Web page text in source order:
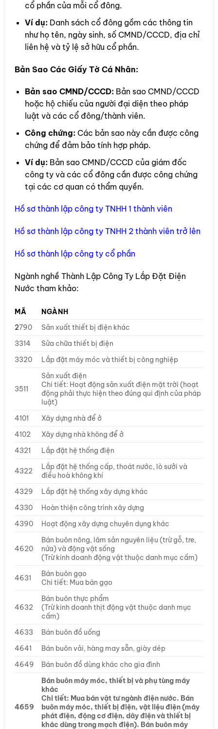
cổ phần của mỗi cổ đông.
Ví dụ: Danh sách cổ đông gồm các thông tin
như họ tên, ngày sinh, số CMND/CCCD, địa chỉ
liên hệ và tỷ lệ sở hữu cổ phần.
Bản Sao Các Giấy Tờ Cá Nhân:
Bản sao CMND/CCCD: Bản sao CMND/CCCD
hoặc hộ chiếu của người đại diện theo pháp
luật và các cổ đông/thành viên.
Công chứng: Các bản sao này cần được công
chứng để đảm bảo tính hợp pháp.
Ví dụ: Bản sao CMND/CCCD của giám đốc
công ty và các cổ đông cần được công chứng
tại các cơ quan có thẩm quyền.
Hồ sơ thành lập công ty TNHH 1 thành viên
Hồ sơ thành lập công ty TNHH 2 thành viên trở lên
Hồ sơ thành lập công ty cổ phần
Ngành nghề Thành Lập Công Ty Lắp Đặt Điện
Nước tham khảo:
MÃ
NGÀNH
2790
Sản xuất thiết bị điện khác
3314
Sửa chữa thiết bị điện
3320
Lắp đặt máy móc và thiết bị công nghiệp
3511
Sản xuất điện
Chi tiết: Hoạt động sản xuất điện mặt trời (hoạt
động phải thực hiện theo đúng qui định của pháp
luật)
4101
Xây dựng nhà để ở
4102
Xây dựng nhà không để ở
4321
Lắp đặt hệ thống điện
4322
Lắp đặt hệ thống cấp, thoát nước, lò sưởi và
điều hoà không khí
4329
Lắp đặt hệ thống xây dựng khác
4330
Hoàn thiện công trình xây dựng
4390
Hoạt động xây dựng chuyên dụng khác
4620
Bán buôn nông, lâm sản nguyên liệu (trừ gỗ, tre,
nứa) và động vật sống
(Trừ kinh doanh động vật thuộc danh mục cấm)
4631
Bán buôn gạo
Chi tiết: Mua bán gạo
4632
Bán buôn thực phẩm
(Trừ kinh doanh thịt động vật thuộc danh mục
cấm)
4633
Bán buôn đồ uống
4641
Bán buôn vải, hàng may sẵn, giày dép
4649
Bán buôn đồ dùng khác cho gia đình
4659
Bán buôn máy móc, thiết bị và phụ tùng máy
khác
Chi tiết: Mua bán vật tư ngành điện nước. Bán
buôn máy móc, thiết bị điện, vật liệu điện (máy
phát điện, động cơ điện, dây điện và thiết bị
khác dùng trong mạch điện). Bán buôn máy